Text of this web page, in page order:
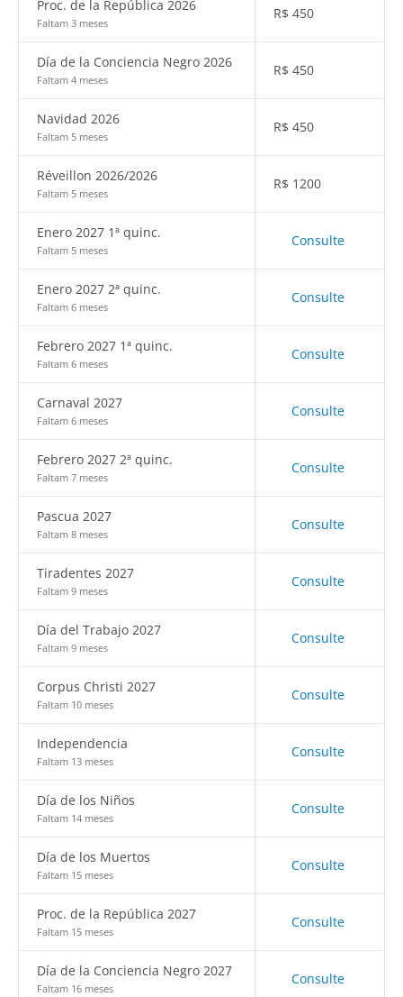
Proc. de la República 2026
Faltam 3 meses
R$ 450
Día de la Conciencia Negro 2026
Faltam 4 meses
R$ 450
Navidad 2026
Faltam 5 meses
R$ 450
Réveillon 2026/2026
Faltam 5 meses
R$ 1200
Enero 2027 1ª quinc.
Faltam 5 meses
Consulte
Enero 2027 2ª quinc.
Faltam 6 meses
Consulte
Febrero 2027 1ª quinc.
Faltam 6 meses
Consulte
Carnaval 2027
Faltam 6 meses
Consulte
Febrero 2027 2ª quinc.
Faltam 7 meses
Consulte
Pascua 2027
Faltam 8 meses
Consulte
Tiradentes 2027
Faltam 9 meses
Consulte
Día del Trabajo 2027
Faltam 9 meses
Consulte
Corpus Christi 2027
Faltam 10 meses
Consulte
Independencia
Faltam 13 meses
Consulte
Día de los Niños
Faltam 14 meses
Consulte
Día de los Muertos
Faltam 15 meses
Consulte
Proc. de la República 2027
Faltam 15 meses
Consulte
Día de la Conciencia Negro 2027
Faltam 16 meses
Consulte